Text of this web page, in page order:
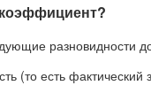
разновидности
(то есть